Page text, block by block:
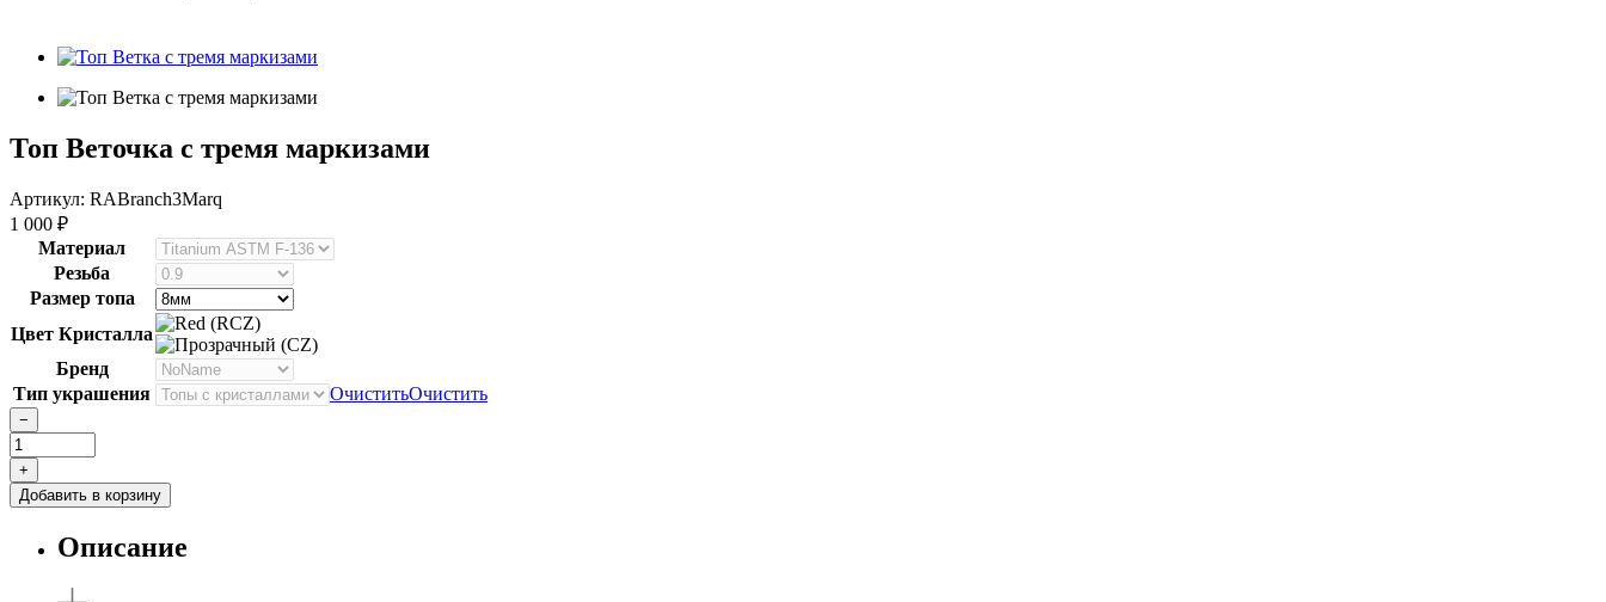
Топ Веточка с тремя маркизами
Артикул: RABranch3Marq
1 000 ₽
Материал
Резьба
Размер топа
Цвет Кристалла
Бренд
Тип украшения
ОчиститьОчистить
−
Количество
товара
Топ
Веточка
тремя
+
Добавить в корзину
Описание